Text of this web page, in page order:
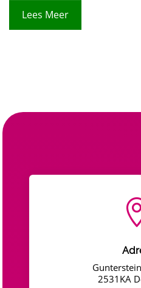
Lees Meer
2531KA